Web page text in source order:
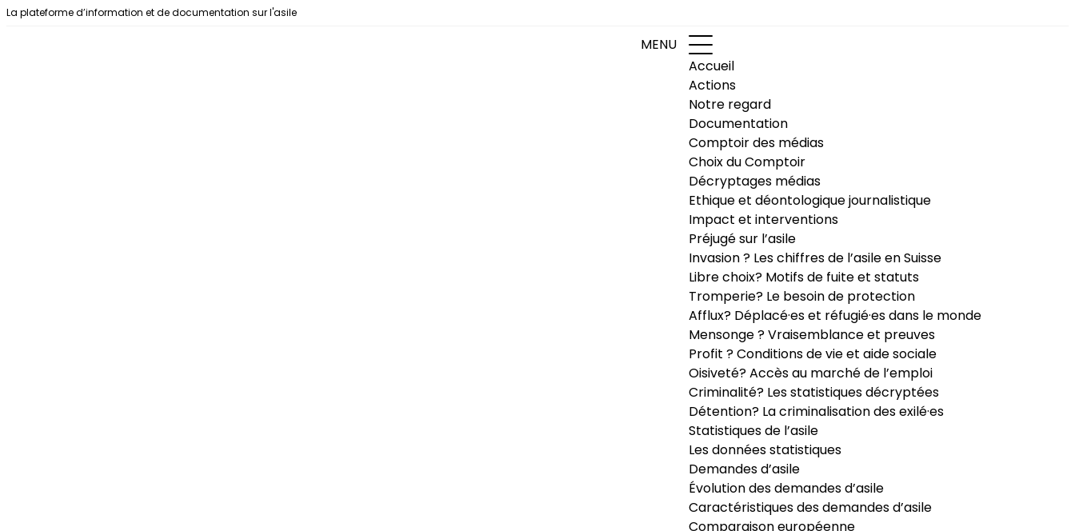
Aller au contenu
La plateforme d’information et de documentation sur l'asile
MENU
Accueil
Actions
Notre regard
Documentation
Comptoir des médias
Choix du Comptoir
Décryptages médias
Ethique et déontologique journalistique
Impact et interventions
Préjugé sur l’asile
Invasion ? Les chiffres de l’asile en Suisse
Libre choix? Motifs de fuite et statuts
Tromperie? Le besoin de protection
Afflux? Déplacé·es et réfugié·es dans le monde
Mensonge ? Vraisemblance et preuves
Profit ? Conditions de vie et aide sociale
Oisiveté? Accès au marché de l’emploi
Criminalité? Les statistiques décryptées
Détention? La criminalisation des exilé·es
Statistiques de l’asile
Les données statistiques
Demandes d’asile
Évolution des demandes d’asile
Caractéristiques des demandes d’asile
Comparaison européenne